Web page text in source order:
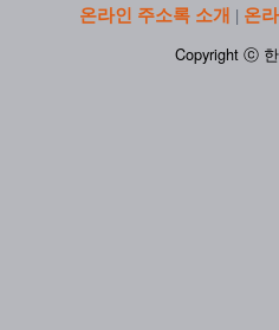
온라인 주소록 소개 | 온
Copyright ⓒ